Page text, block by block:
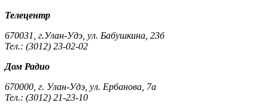
Телецентр
670031, г.Улан-Удэ, ул. Бабушкина, 23б
Тел.: (3012) 23-02-02
Дом Радио
670000, г. Улан-Удэ, ул. Ербанова, 7а
Тел.: (3012) 21-23-10